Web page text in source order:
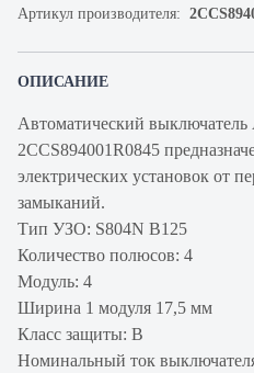
Артикул производителя:
ОПИСАНИЕ
Автоматический
2CCS894001R0845
электрических установок от
замыканий.
Тип УЗО: S804N B125
Количество полюсов: 4
Модуль: 4
Ширина 1 модуля 17,5 мм
Класс защиты: B
Номинальный ток